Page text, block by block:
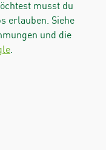
musst du
erlauben. Siehe
und die
.